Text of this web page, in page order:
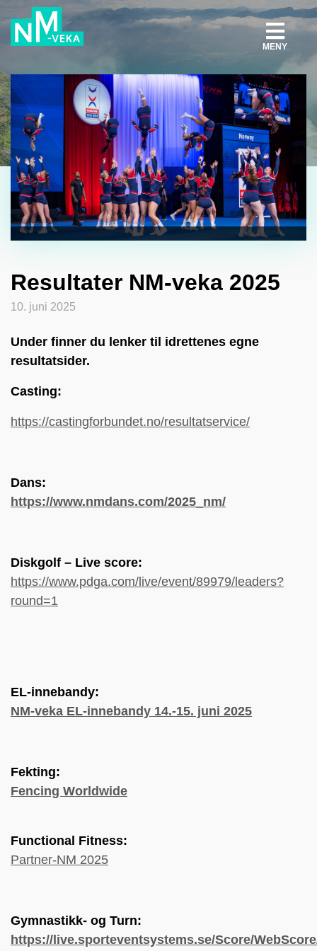
MENY
Resultater NM-veka 2025
10. juni 2025
Under finner du lenker til idrettenes egne
resultatsider.
Casting:
https://castingforbundet.no/resultatservice/
Dans:
https://www.nmdans.com/2025_nm/
Diskgolf – Live score:
https://www.pdga.com/live/event/89979/leaders?
round=1
EL-innebandy:
NM-veka EL-innebandy 14.-15. juni 2025
Fekting:
Fencing Worldwide
Functional Fitness:
Partner-NM 2025
Gymnastikk- og Turn:
https://live.sporteventsystems.se/Score/